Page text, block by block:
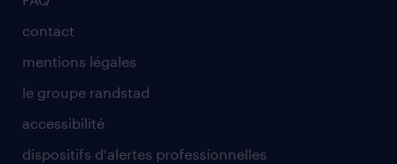
contact
mentions légales
le groupe randstad
accessibilité
dispositifs d'alertes professionnelles